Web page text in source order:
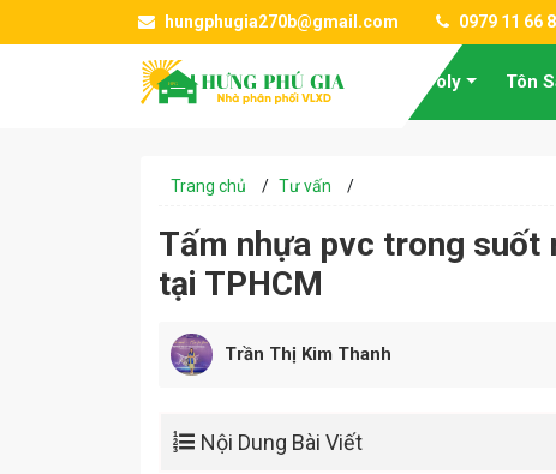
hungphugia270b@gmail.com 0979 11 66
Tấm Poly Tôn
Trang chủ / Tư vấn /
Tấm nhựa pvc trong suốt
tại TPHCM
Trần Thị Kim Thanh
Nội Dung Bài Viết